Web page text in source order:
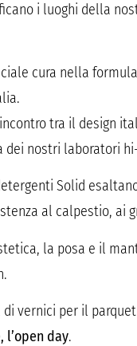
i luoghi della
cura nella
tra il design
dei nostri laboratori
Solid
al calpestio, ai
la posa e il
vernici per il
l’open day.